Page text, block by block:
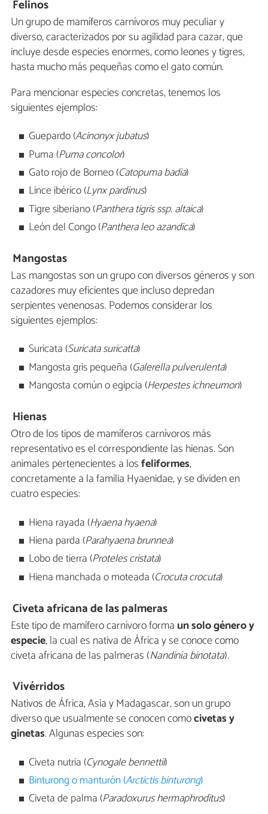
Felinos
Un grupo de mamíferos carnívoros muy peculiar y
diverso, caracterizados por su agilidad para cazar, que
incluye desde especies enormes, como leones y tigres,
hasta mucho más pequeñas como el gato común.
Para mencionar especies concretas, tenemos los
siguientes ejemplos:
Guepardo (Acinonyx jubatus)
Puma (Puma concolor)
Gato rojo de Borneo (Catopuma badia)
Lince ibérico (Lynx pardinus)
Tigre siberiano (Panthera tigris ssp. altaica)
León del Congo (Panthera leo azandica)
Mangostas
Las mangostas son un grupo con diversos géneros y son
cazadores muy eficientes que incluso depredan
serpientes venenosas. Podemos considerar los
siguientes ejemplos:
Suricata (Suricata suricatta)
Mangosta gris pequeña (Galerella pulverulenta)
Mangosta común o egipcia (Herpestes ichneumon)
Hienas
Otro de los tipos de mamíferos carnívoros más
representativo es el correspondiente las hienas. Son
animales pertenecientes a losfeliformes,
concretamente a la familia Hyaenidae, y se dividen en
cuatro especies:
Hiena rayada (Hyaena hyaena)
Hiena parda (Parahyaena brunnea)
Lobo de tierra (Proteles cristata)
Hiena manchada o moteada (Crocuta crocuta)
Civeta africana de las palmeras
Este tipo de mamífero carnívoro forma un solo género y
especie, la cual es nativa de África y se conoce como
civeta africana de las palmeras (Nandinia binotata).
Vivérridos
Nativos de África, Asia y Madagascar, son un grupo
diverso que usualmente se conocen comocivetas y
ginetas. Algunas especies son:
Civeta nutria (Cynogale bennettii)
Binturong o manturón (Arctictis binturong)
Civeta de palma (Paradoxurus hermaphroditus)